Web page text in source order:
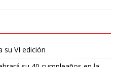
su VI edición